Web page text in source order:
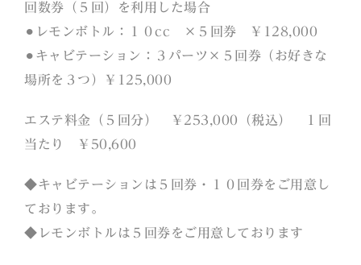
回数券（５回）を利用した場合
⚫︎レモンボトル：１０cc ×５回券 ￥128,000
⚫︎キャビテーション：３パーツ×５回券（お好きな
場所を３つ）￥125,000
エステ料金（５回分） ￥253,000（税込） １回
当たり ￥50,600
◆キャビテーションは５回券・１０回券をご用意し
ております。
◆レモンボトルは５回券をご用意しております